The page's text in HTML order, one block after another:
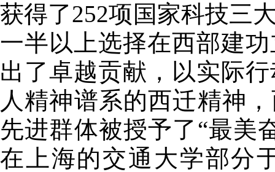
获得了252项国家科技三
一半以上选择在西部建
出了卓越贡献，以实际
人精神谱系的西迁精神
先进群体被授予了“最美
在上海的交通大学部分